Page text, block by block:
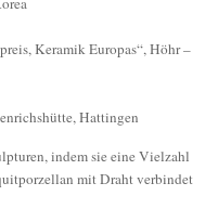
Keramik Europas“, Höhr –
Hattingen
indem sie eine Vielzahl
mit Draht verbindet